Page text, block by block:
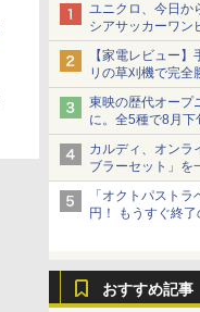
ユニクロ、今日か
シアサッカーワン
ショーツは1990円
【家電レビュー
リの草刈機で完
東映の歴代オープ
に。全5種で8月下
カルディ、オンラ
ブラーセット」を
当選無効分
「オクトパスト
円！ もうすぐ終
ニンテンドーeシ
おすすめ記事